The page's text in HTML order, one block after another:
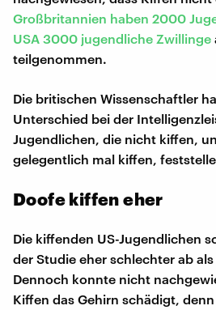
Großbritannien haben 2000
USA 3000 jugendliche Zwillinge
teilgenommen.
Die britischen Wissenschaftler
Unterschied bei der
Jugendlichen, die nicht kiffen,
gelegentlich mal kiffen,
Doofe kiffen eher
Die kiffenden US-Jugendlichen
der Studie eher schlechter ab
Dennoch konnte nicht
Kiffen das Gehirn schädigt,